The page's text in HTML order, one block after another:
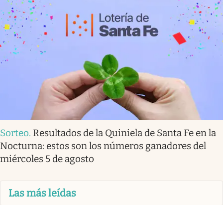
Sorteo. Resultados de la Quiniela de Santa Fe en la
Nocturna: estos son los números ganadores del
miércoles 5 de agosto
Las más leídas